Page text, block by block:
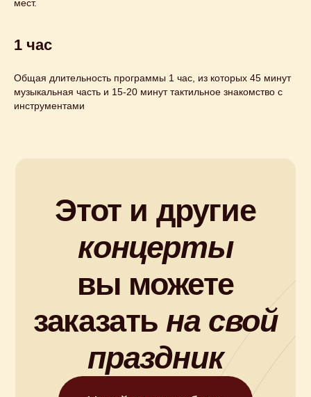
мест.
1 час
Общая длительность программы 1 час, из которых 45 минут
музыкальная часть и 15-20 минут тактильное знакомство с
инструментами